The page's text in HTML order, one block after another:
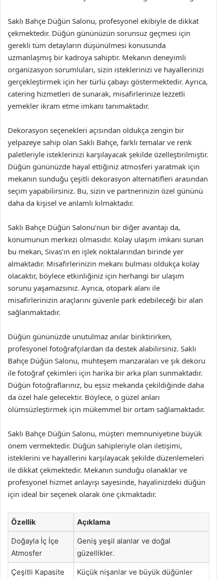
Saklı Bahçe Düğün Salonu, profesyonel ekibiyle de dikkat
çekmektedir. Düğün gününüzün sorunsuz geçmesi için
gerekli tüm detayların düşünülmesi konusunda
uzmanlaşmış bir kadroya sahiptir. Mekanın deneyimli
organizasyon sorumluları, sizin isteklerinizi ve hayallerinizi
gerçekleştirmek için her türlü çabayı göstermektedir. Ayrıca,
catering hizmetleri de sunarak, misafirlerinize lezzetli
yemekler ikram etme imkanı tanımaktadır.
Dekorasyon seçenekleri açısından oldukça zengin bir
yelpazeye sahip olan Saklı Bahçe, farklı temalar ve renk
paletleriyle isteklerinizi karşılayacak şekilde özelleştirilmiştir.
Düğün gününüzde hayal ettiğiniz atmosferi yaratmak için
mekanın sunduğu çeşitli dekorasyon alternatifleri arasından
seçim yapabilirsiniz. Bu, sizin ve partnerinizin özel gününü
daha da kişisel ve anlamlı kılmaktadır.
Saklı Bahçe Düğün Salonu’nun bir diğer avantajı da,
konumunun merkezi olmasıdır. Kolay ulaşım imkanı sunan
bu mekan, Sivas’ın en işlek noktalarından birinde yer
almaktadır. Misafirlerinizin mekanı bulması oldukça kolay
olacaktır, böylece etkinliğiniz için herhangi bir ulaşım
sorunu yaşamazsınız. Ayrıca, otopark alanı ile
misafirlerinizin araçlarını güvenle park edebileceği bir alan
sağlanmaktadır.
Düğün gününüzde unutulmaz anılar biriktirirken,
profesyonel fotoğrafçılardan da destek alabilirsiniz. Saklı
Bahçe Düğün Salonu, muhteşem manzaraları ve şık dekoru
ile fotoğraf çekimleri için harika bir arka plan sunmaktadır.
Düğün fotoğraflarınız, bu eşsiz mekanda çekildiğinde daha
da özel hale gelecektir. Böylece, o güzel anları
ölümsüzleştirmek için mükemmel bir ortam sağlamaktadır.
Saklı Bahçe Düğün Salonu, müşteri memnuniyetine büyük
önem vermektedir. Düğün sahipleriyle olan iletişimi,
isteklerini ve hayallerini karşılayacak şekilde düzenlemeleri
ile dikkat çekmektedir. Mekanın sunduğu olanaklar ve
profesyonel hizmet anlayışı sayesinde, hayalinizdeki düğün
için ideal bir seçenek olarak öne çıkmaktadır.
Özellik Açıklama
Doğayla İç İçe
Atmosfer
Geniş yeşil alanlar ve doğal
güzellikler.
Çeşitli Kapasite
Küçük nişanlar ve büyük düğünler